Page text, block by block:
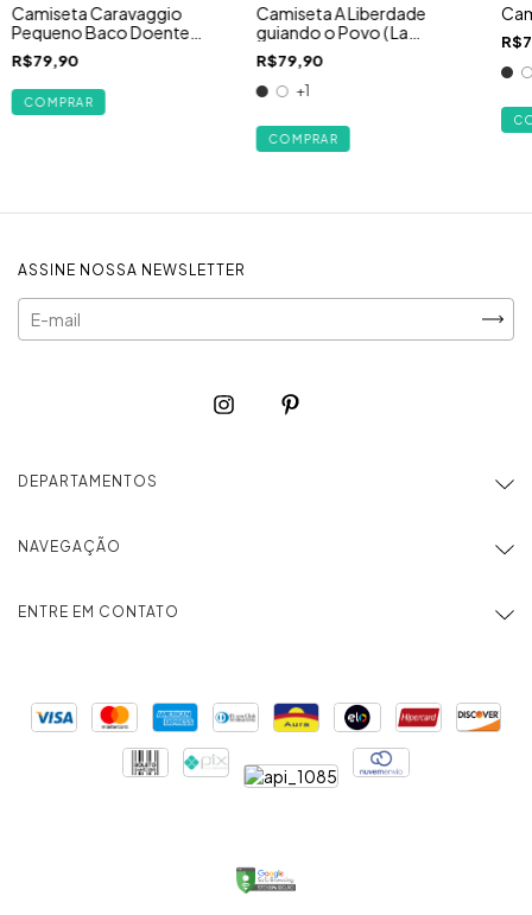
Camiseta Caravaggio
Pequeno Baco Doente
(Young Sick Bacchus)
R$79,90
COMPRAR
Camiseta A Liberdade
guiando o Povo ( La
Liberté guidant le peuple )
- Eugène Delacroix
R$79,90
+1
COMPRAR
ASSINE NOSSA NEWSLETTER
DEPARTAMENTOS
NAVEGAÇÃO
ENTRE EM CONTATO